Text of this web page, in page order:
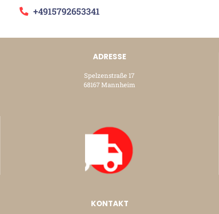
+4915792653341
ADRESSE
Spelzenstraße 17
68167 Mannheim
KONTAKT